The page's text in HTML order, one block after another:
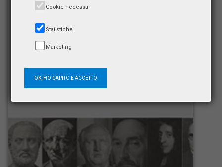
Cookie necessari
Statistiche
Marketing
OK, HO CAPITO E ACCETTO